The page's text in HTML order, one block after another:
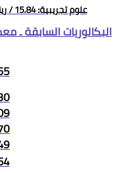
علوم تجريبية: 15.84 / رياضيات: 16.14 / تقني رياضي: 16.30
البكالوريات السابقة ـ